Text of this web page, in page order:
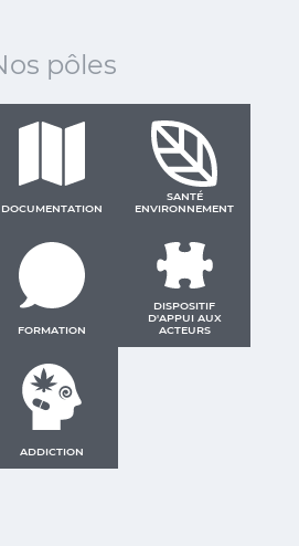
pôles
DOCUMENTATION
SANTÉ
ENVIRONNEMENT
FORMATION
DISPOSITIF
D'APPUI AUX
ACTEURS
ADDICTION
Saint-Martin, Saint